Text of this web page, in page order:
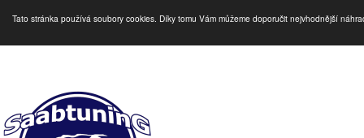
Tato stránka používá soubory cookies. Díky tomu Vám můžeme doporučit nejvhodnější